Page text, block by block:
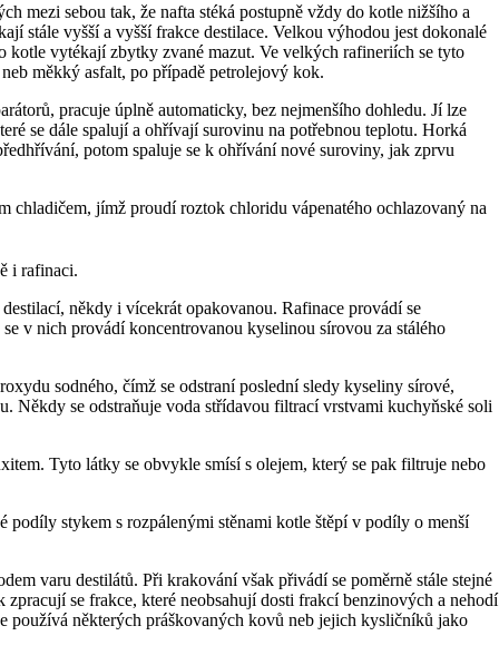
mezi sebou tak, že nafta stéká postupně vždy do kotle nižšího a
stále vyšší a vyšší frakce destilace. Velkou výhodou jest dokonalé
vytékají zbytky zvané mazut. Ve velkých rafineriích se tyto
měkký asfalt, po případě petrolejový kok.
pracuje úplně automaticky, bez nejmenšího dohledu. Jí lze
se dále spalují a ohřívají surovinu na potřebnou teplotu. Horká
potom spaluje se k ohřívání nové suroviny, jak zprvu
chladičem, jímž proudí roztok chloridu vápenatého ochlazovaný na
i rafinaci.
někdy i vícekrát opakovanou. Rafinace provádí se
v nich provádí koncentrovanou kyselinou sírovou za stálého
sodného, čímž se odstraní poslední sledy kyseliny sírové,
Někdy se odstraňuje voda střídavou filtrací vrstvami kuchyňské soli
Tyto látky se obvykle smísí s olejem, který se pak filtruje nebo
stykem s rozpálenými stěnami kotle štěpí v podíly o menší
varu destilátů. Při krakování však přivádí se poměrně stále stejné
se frakce, které neobsahují dosti frakcí benzinových a nehodí
používá některých práškovaných kovů neb jejich kysličníků jako